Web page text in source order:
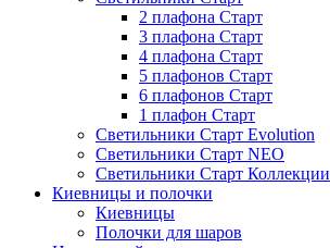
2 плафона Старт
3 плафона Старт
4 плафона Старт
5 плафонов Старт
6 плафонов Старт
1 плафон Старт
Светильники Старт Evolution
Светильники Старт NEO
Светильники Старт Коллекции
Киевницы и полочки
Киевницы
Полочки для шаров